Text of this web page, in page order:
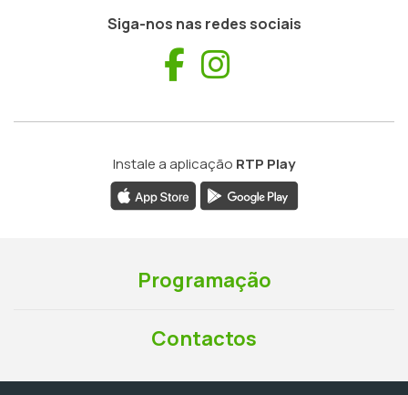
Siga-nos nas redes sociais
Facebook
Instale a aplicação RTP Play
Programação
Contactos